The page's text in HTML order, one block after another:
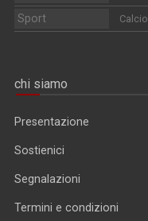
Sport Calcio
chi siamo
Presentazione
Sostienici
Segnalazioni
Termini e condizioni